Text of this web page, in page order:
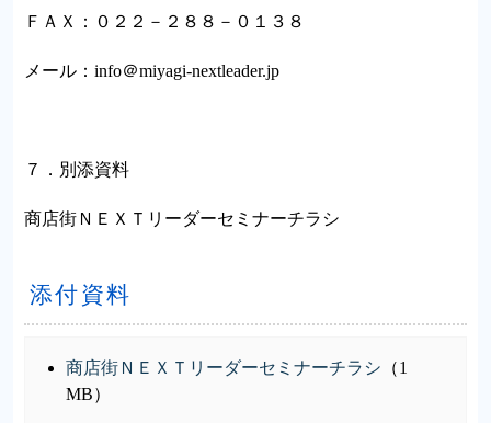
ＦＡＸ：０２２－２８８－０１３８
メール：info＠miyagi-nextleader.jp
７．別添資料
商店街ＮＥＸＴリーダーセミナーチラシ
添付資料
商店街ＮＥＸＴリーダーセミナーチラシ （1
MB）